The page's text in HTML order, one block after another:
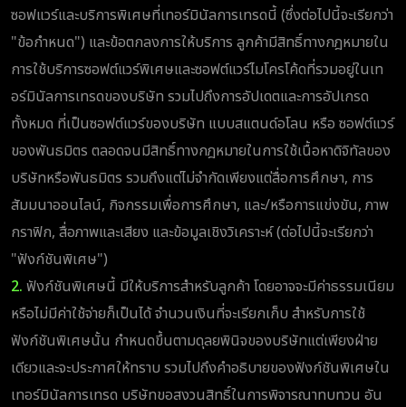
ซอฟแวร์และบริการพิเศษที่เทอร์มินัลการเทรดนี้ (ซึ่งต่อไปนี้จะเรียกว่า
"ข้อกำหนด") และข้อตกลงการให้บริการ ลูกค้ามีสิทธิ์ทางกฎหมายใน
การใช้บริการซอฟต์แวร์พิเศษและซอฟต์แวร์ไมโครโค้ดที่รวมอยู่ในเท
อร์มินัลการเทรดของบริษัท รวมไปถึงการอัปเดตและการอัปเกรด
ทั้งหมด ที่เป็นซอฟต์แวร์ของบริษัท แบบสแตนด์อโลน หรือ ซอฟต์แวร์
ของพันธมิตร ตลอดจนมีสิทธิ์ทางกฎหมายในการใช้เนื้อหาดิจิทัลของ
บริษัทหรือพันธมิตร รวมถึงแต่ไม่จำกัดเพียงแต่สื่อการศึกษา, การ
สัมมนาออนไลน์, กิจกรรมเพื่อการศึกษา, และ/หรือการแข่งขัน, ภาพ
กราฟิก, สื่อภาพและเสียง และข้อมูลเชิงวิเคราะห์ (ต่อไปนี้จะเรียกว่า
"ฟังก์ชันพิเศษ")
2. ฟังก์ชันพิเศษนี้ มีให้บริการสำหรับลูกค้า โดยอาจจะมีค่าธรรมเนียม
หรือไม่มีค่าใช้จ่ายก็เป็นได้ จำนวนเงินที่จะเรียกเก็บ สำหรับการใช้
ฟังก์ชันพิเศษนั้น กำหนดขึ้นตามดุลยพินิจของบริษัทแต่เพียงฝ่าย
เดียวและจะประกาศให้ทราบ รวมไปถึงคำอธิบายของฟังก์ชันพิเศษใน
เทอร์มินัลการเทรด บริษัทขอสงวนสิทธิ์ในการพิจารณาทบทวน อัน